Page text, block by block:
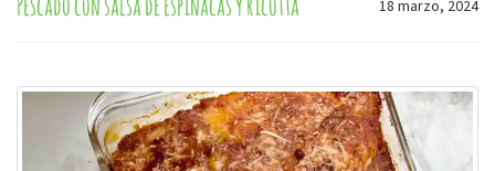
18 marzo, 2024